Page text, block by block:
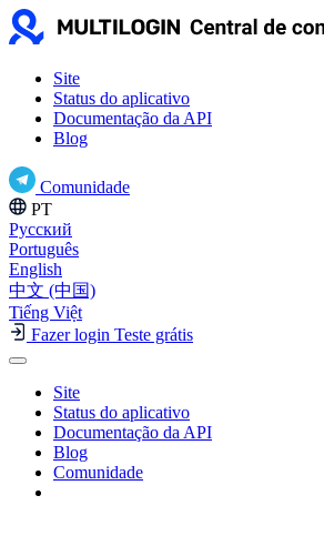
Site
Status do aplicativo
Documentação da API
Blog
Comunidade
PT
Русский
Português
English
中文 (中国)
Tiếng Việt
Fazer login Teste grátis
Site
Status do aplicativo
Documentação da API
Blog
Comunidade